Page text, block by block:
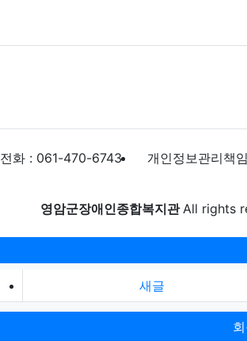
전화 : 061-470-6743 개인정보관리책
영암군장애인종합복지관All rights
새글